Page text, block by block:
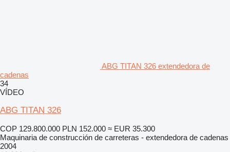
ABG TITAN 326 extendedora de
cadenas
34
VÍDEO
ABG TITAN 326
COP 129.800.000 PLN 152.000 ≈ EUR 35.300
Maquinaria de construcción de carreteras - extendedora de cadenas
2004